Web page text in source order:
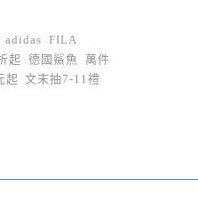
adidas FILA
起 德國鯊魚 萬件
起 文末抽7-11禮